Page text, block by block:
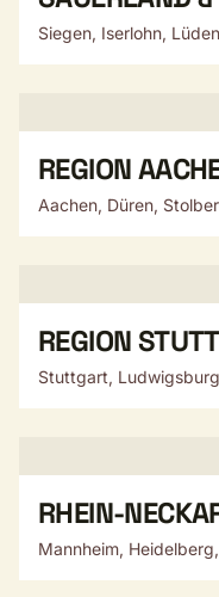
Siegen, Iserlohn,
REGION
Aachen, Düren,
REGION
Stuttgart,
RHEIN-
Mannheim,